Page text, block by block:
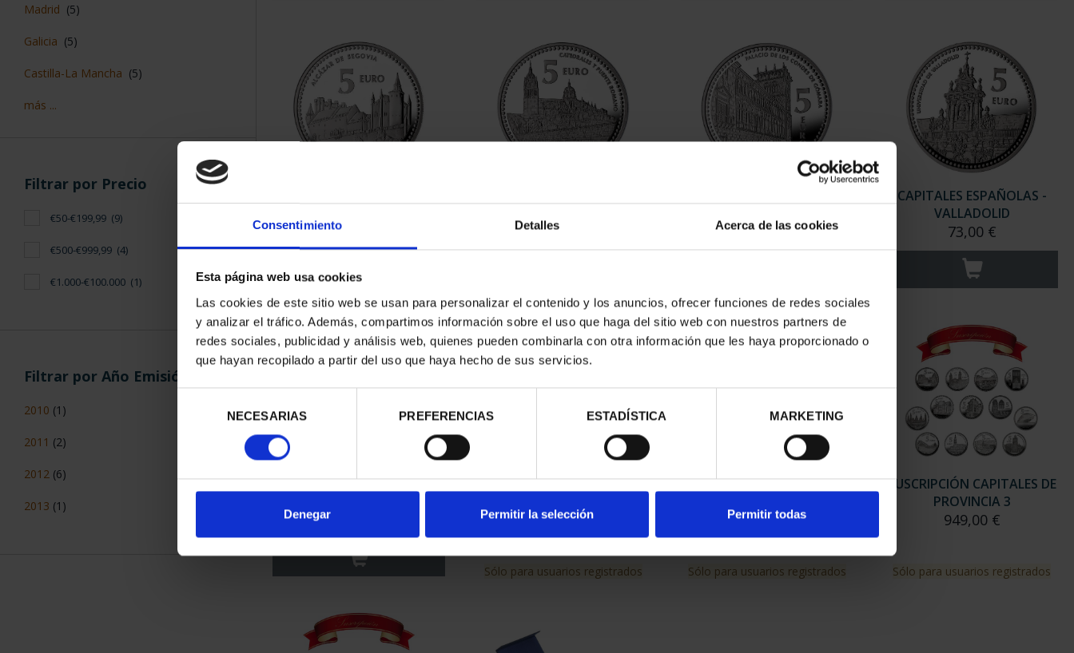
Consentimiento Detalles Acerca de las cookies
Esta página web usa cookies
Las cookies de este sitio web se usan para personalizar el contenido y los anuncios, ofrecer funciones de redes sociales
y analizar el tráfico. Además, compartimos información sobre el uso que haga del sitio web con nuestros partners de
redes sociales, publicidad y análisis web, quienes pueden combinarla con otra información que les haya proporcionado o
que hayan recopilado a partir del uso que haya hecho de sus servicios.
consentimiento
NECESARIAS PREFERENCIAS ESTADÍSTICA MARKETING
Denegar Permitir la selección Permitir todas
Madrid (5)
Galicia (5)
Castilla-La Mancha (5)
más ...
Filtrar por Precio
€50-€199,99 (9)
€500-€999,99 (4)
€1.000-€100.000 (1)
Filtrar por Año Emisión
2010 (1)
2011 (2)
2012 (6)
2013 (1)
73,00 € 73,00 € 73,00 €
CAPITALES ESPAÑOLAS -
VALLADOLID
73,00 €
CAPITALES ESPAÑOLAS -
SUSCRIPCIÓN CAPITALES DE
949,00 €
Sólo para usuarios registrados
SUSCRIPCIÓN CAPITALES DE
949,00 €
Sólo para usuarios registrados
SUSCRIPCIÓN CAPITALES DE
PROVINCIA 3
949,00 €
Sólo para usuarios registrados